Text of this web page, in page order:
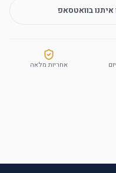
בוואטסאפ
אחריות מלאה